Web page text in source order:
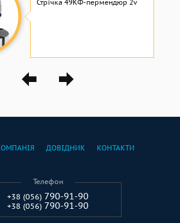
Стрічка 49КФ-пермендюр 2v
ДОВІДНИК КОНТАКТИ
Телефон
+38 (056) 790-91-90
+38 (056) 790-91-90